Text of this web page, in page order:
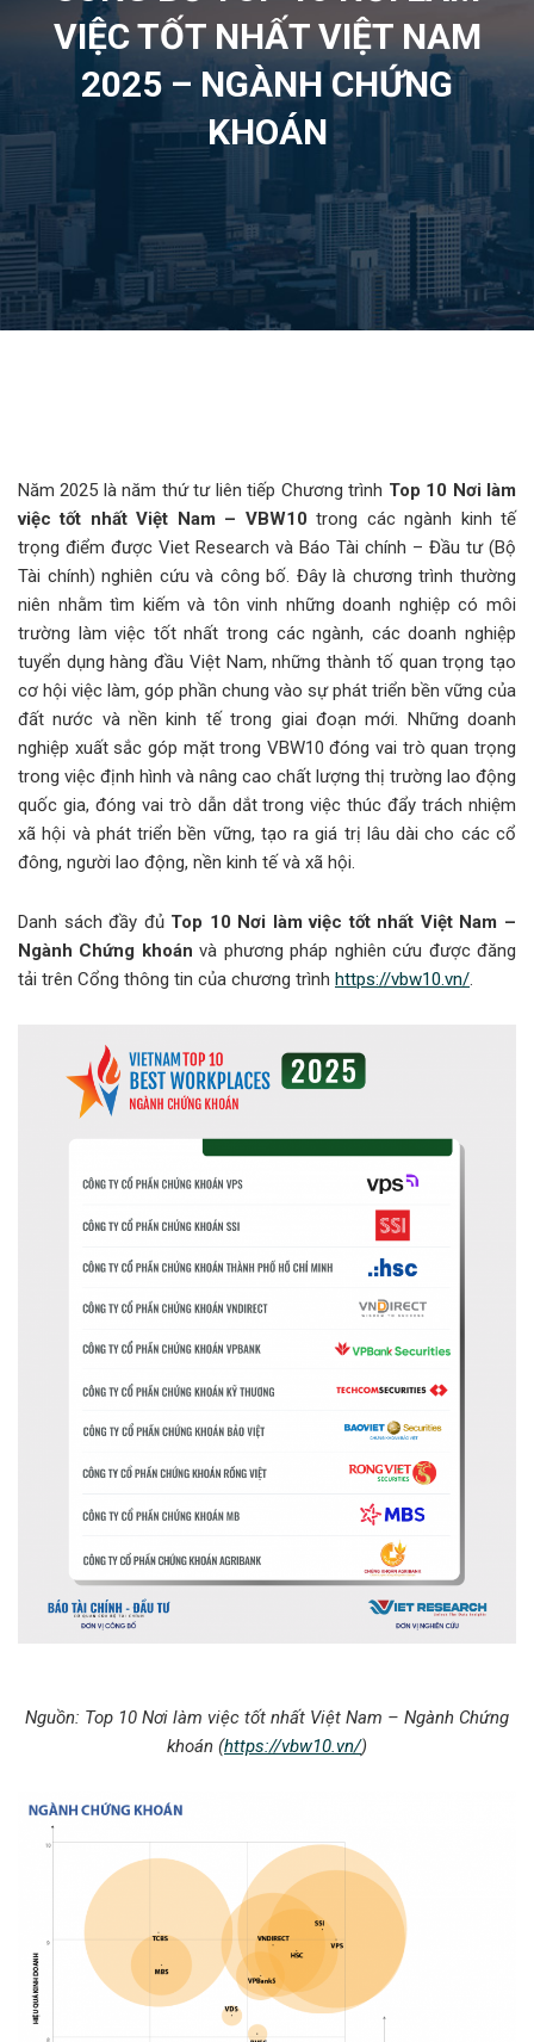
VIỆC TỐT NHẤT VIỆT NAM
2025 – NGÀNH CHỨNG
KHOÁN
Năm 2025 là năm thứ tư liên tiếp Chương trình Top 10 Nơi làm
việc tốt nhất Việt Nam – VBW10 trong các ngành kinh tế
trọng điểm được Viet Research và Báo Tài chính – Đầu tư (Bộ
Tài chính) nghiên cứu và công bố. Đây là chương trình thường
niên nhằm tìm kiếm và tôn vinh những doanh nghiệp có môi
trường làm việc tốt nhất trong các ngành, các doanh nghiệp
tuyển dụng hàng đầu Việt Nam, những thành tố quan trọng tạo
cơ hội việc làm, góp phần chung vào sự phát triển bền vững của
đất nước và nền kinh tế trong giai đoạn mới. Những doanh
nghiệp xuất sắc góp mặt trong VBW10 đóng vai trò quan trọng
trong việc định hình và nâng cao chất lượng thị trường lao động
quốc gia, đóng vai trò dẫn dắt trong việc thúc đẩy trách nhiệm
xã hội và phát triển bền vững, tạo ra giá trị lâu dài cho các cổ
đông, người lao động, nền kinh tế và xã hội.
Danh sách đầy đủ Top 10 Nơi làm việc tốt nhất Việt Nam –
Ngành Chứng khoánvà phương pháp nghiên cứu được đăng
tải trên Cổng thông tin của chương trình https://vbw10.vn/.
Nguồn: Top 10 Nơi làm việc tốt nhất Việt Nam – Ngành Chứng
khoán (https://vbw10.vn/)